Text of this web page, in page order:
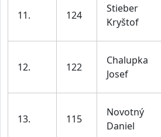
11. 124
Stieber
Kryštof
12. 122
Chalupka
Josef
13. 115
Novotný
Daniel